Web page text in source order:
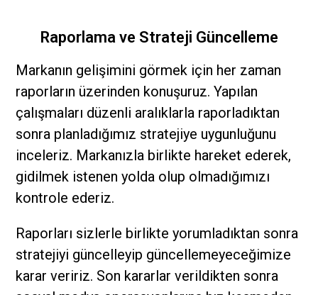
Raporlama ve Strateji Güncelleme
Markanın gelişimini görmek için her zaman
raporların üzerinden konuşuruz. Yapılan
çalışmaları düzenli aralıklarla raporladıktan
sonra planladığımız stratejiye uygunluğunu
inceleriz. Markanızla birlikte hareket ederek,
gidilmek istenen yolda olup olmadığımızı
kontrole ederiz.
Raporları sizlerle birlikte yorumladıktan sonra
stratejiyi güncelleyip güncellemeyeceğimize
karar veririz. Son kararlar verildikten sonra